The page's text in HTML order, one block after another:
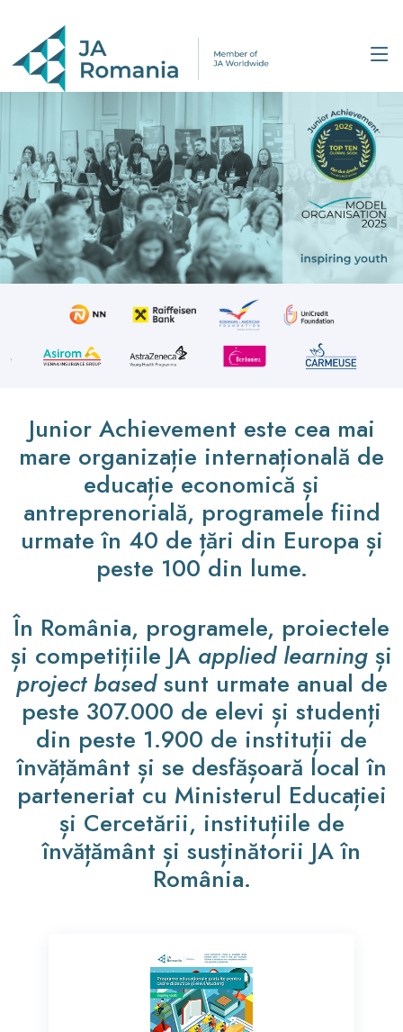
Junior Achievement este cea mai
mare organizație internațională de
educație economică și
antreprenorială, programele fiind
urmate în 40 de țări din Europa și
peste 100 din lume.
În România, programele, proiectele
și competițiile JA applied learning și
project basedsunt urmate anual de
peste 307.000 de elevi și studenți
din peste 1.900 de instituții de
învățământ și se desfășoară local în
parteneriat cu Ministerul Educației
și Cercetării, instituțiile de
învățământ și susținătorii JA în
România.